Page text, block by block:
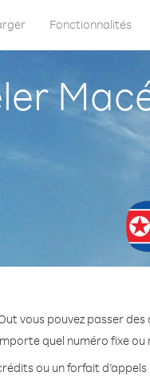
Fonctionnalités
vous pouvez passer
quel numéro fixe
ou un forfait